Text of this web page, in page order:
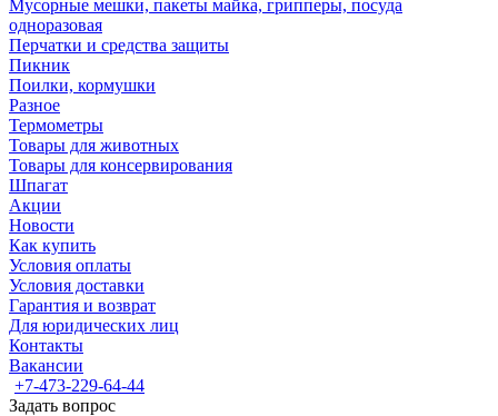
Мусорные мешки, пакеты майка, грипперы, посуда
одноразовая
Перчатки и средства защиты
Пикник
Поилки, кормушки
Разное
Термометры
Товары для животных
Товары для консервирования
Шпагат
Акции
Новости
Как купить
Условия оплаты
Условия доставки
Гарантия и возврат
Для юридических лиц
Контакты
Вакансии
+7-473-229-64-44
Задать вопрос